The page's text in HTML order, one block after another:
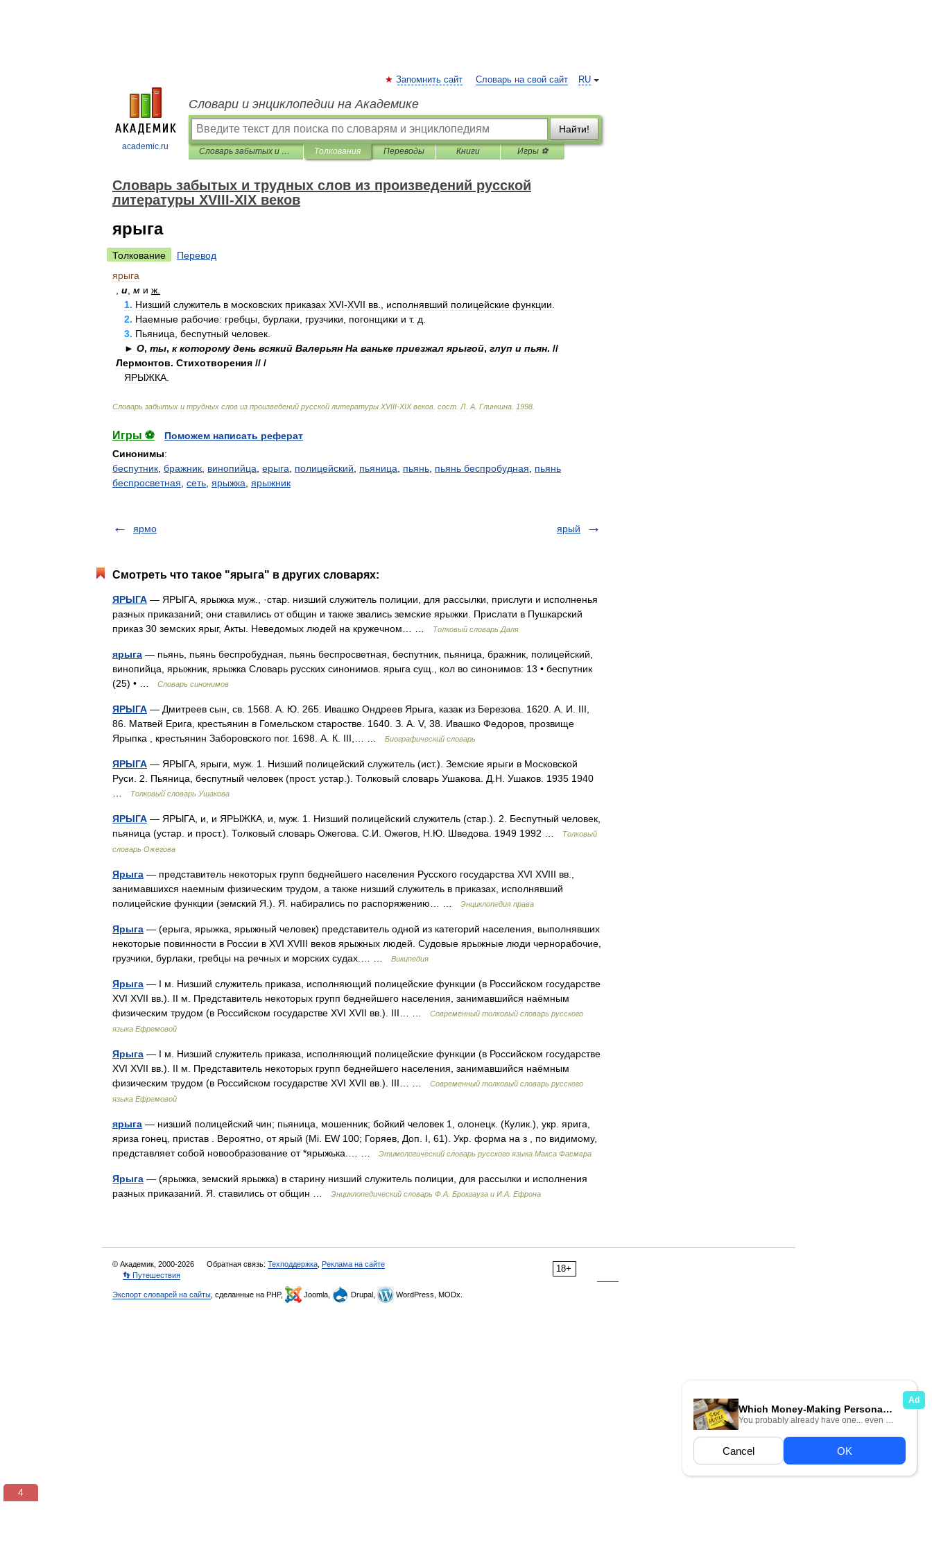
academic.ru
RU
Запомнить сайт Словарь на свой сайт
Словари и энциклопедии на Академике
Найти!
Словарь забытых и трудных слов из произведений русской литературы ХVIII-ХIХ веков Толкования Переводы Книги Игры ⚽
Словарь забытых и трудных слов из произведений русской
литературы ХVIII-ХIХ веков
ярыга
Толкование
Перевод
ярыга
и м и ж
1. Низший служитель в московских приказах ХVI-XVII вв исполнявший полицейские функции
2. Наемные рабочие: гребцы бурлаки грузчики погонщики и т. д
3. Пьяница беспутный человек
► О, ты, к которому день всякий Валерьян На ваньке приезжал ярыгой, глуп и пьян. //
Лермонтов. Стихотворения // /
ЯРЫЖКА
Словарь забытых и трудных слов из произведений русской литературы ХVIII-ХIХ веков сост Л А Глинкина 1998
Игры ⚽
Поможем написать реферат
Синонимы:
беспутник бражник винопийца ерыга полицейский пьяница пьянь пьянь беспробудная
пьянь
беспросветная сеть ярыжка ярыжник
ярмо ярый
Смотреть что такое "ярыга" в других словарях:
ЯРЫГА — ЯРЫГА, ярыжка муж., ·стар. низший служитель полиции, для рассылки, прислуги и исполненья
разных приказаний; они ставились от общин и также звались земские ярыжки. Прислати в Пушкарский
приказ 30 земских ярыг, Акты. Неведомых людей на кружечном… …
Толковый словарь Даля
ярыга — пьянь, пьянь беспробудная, пьянь беспросветная, беспутник, пьяница, бражник, полицейский,
винопийца, ярыжник, ярыжка Словарь русских синонимов. ярыга сущ., кол во синонимов: 13 • беспутник
(25) • …
Словарь синонимов
ЯРЫГА — Дмитреев сын, св. 1568. А. Ю. 265. Ивашко Ондреев Ярыга, казак из Березова. 1620. А. И. III,
86. Матвей Ерига, крестьянин в Гомельском старостве. 1640. З. А. V, 38. Ивашко Федоров, прозвище
Ярыпка , крестьянин Заборовского пог. 1698. А. К. III,… …
Биографический словарь
ЯРЫГА — ЯРЫГА, ярыги, муж. 1. Низший полицейский служитель (ист.). Земские ярыги в Московской
Руси. 2. Пьяница, беспутный человек (прост. устар.). Толковый словарь Ушакова. Д.Н. Ушаков. 1935 1940
Толковый словарь Ушакова
ЯРЫГА — ЯРЫГА, и, и ЯРЫЖКА, и, муж. 1. Низший полицейский служитель (стар.). 2. Беспутный человек,
пьяница (устар. и прост.). Толковый словарь Ожегова. С.И. Ожегов, Н.Ю. Шведова. 1949 1992 …
Толковый
словарь Ожегова
Ярыга — представитель некоторых групп беднейшего населения Русского государства XVI XVIII вв.,
занимавшихся наемным физическим трудом, а также низший служитель в приказах, исполнявший
полицейские функции (земский Я.). Я. набирались по распоряжению… …
Энциклопедия права
Ярыга — (ерыга, ярыжка, ярыжный человек) представитель одной из категорий населения, выполнявших
некоторые повинности в России в XVI XVIII веков ярыжных людей. Судовые ярыжные люди чернорабочие,
грузчики, бурлаки, гребцы на речных и морских судах.… …
Википедия
Ярыга — I м. Низший служитель приказа, исполняющий полицейские функции (в Российском государстве
XVI XVII вв.). II м. Представитель некоторых групп беднейшего населения, занимавшийся наёмным
физическим трудом (в Российском государстве XVI XVII вв.). III… …
Современный толковый словарь русского
языка Ефремовой
Ярыга — I м. Низший служитель приказа, исполняющий полицейские функции (в Российском государстве
XVI XVII вв.). II м. Представитель некоторых групп беднейшего населения, занимавшийся наёмным
физическим трудом (в Российском государстве XVI XVII вв.). III… …
Современный толковый словарь русского
языка Ефремовой
ярыга — низший полицейский чин; пьяница, мошенник; бойкий человек 1, олонецк. (Кулик.), укр. ярига,
яриза гонец, пристав . Вероятно, от ярый (Мi. ЕW 100; Горяев, Доп. I, 61). Укр. форма на з , по видимому,
представляет собой новообразование от *ярыжька.… …
Этимологический словарь русского языка Макса Фасмера
Ярыга — (ярыжка, земский ярыжка) в старину низший служитель полиции, для рассылки и исполнения
разных приказаний. Я. ставились от общин …
Энциклопедический словарь Ф.А. Брокгауза и И.А. Ефрона
18+
© Академик, 2000-2026 Обратная связь: Техподдержка Реклама на сайте
👣 Путешествия
Экспорт словарей на сайты , сделанные на PHP, Joomla, Drupal, WordPress, MODx.
3